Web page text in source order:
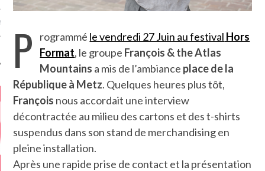
P rogrammé le vendredi 27 Juin au festival Hors
Format, le groupe François & the Atlas
Mountains a mis de l’ambiance place de la
République à Metz. Quelques heures plus tôt,
François nous accordait une interview
décontractée au milieu des cartons et des t-shirts
suspendus dans son stand de merchandising en
pleine installation.
Après une rapide prise de contact et la présentation